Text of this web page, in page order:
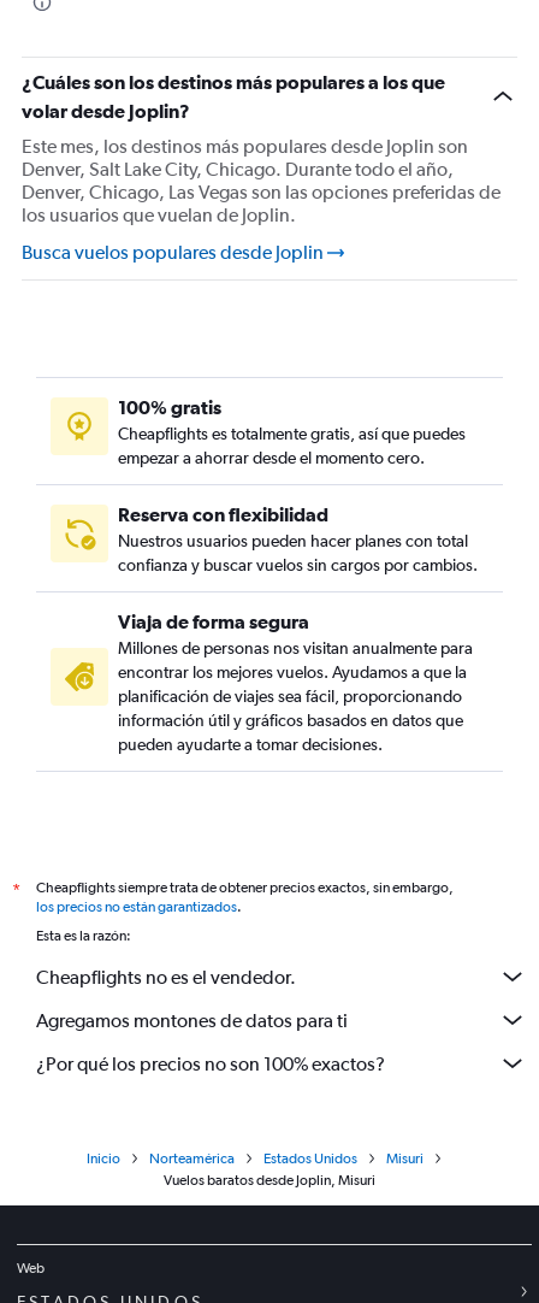
¿Cuáles son los destinos más populares a los que
volar desde Joplin?
Este mes, los destinos más populares desde Joplin son
Denver, Salt Lake City, Chicago. Durante todo el año,
Denver, Chicago, Las Vegas son las opciones preferidas de
los usuarios que vuelan de Joplin.
Busca vuelos populares desde Joplin
100% gratis
Cheapflights es totalmente gratis, así que puedes
empezar a ahorrar desde el momento cero.
Reserva con flexibilidad
Nuestros usuarios pueden hacer planes con total
confianza y buscar vuelos sin cargos por cambios.
Viaja de forma segura
Millones de personas nos visitan anualmente para
encontrar los mejores vuelos. Ayudamos a que la
planificación de viajes sea fácil, proporcionando
información útil y gráficos basados en datos que
pueden ayudarte a tomar decisiones.
*
Cheapflights siempre trata de obtener precios exactos, sin embargo,
los precios no están garantizados.
Esta es la razón:
Cheapflights no es el vendedor.
Agregamos montones de datos para ti
¿Por qué los precios no son 100% exactos?
Inicio Norteamérica Estados Unidos
Misuri
Vuelos baratos desde Joplin, Misuri
Web